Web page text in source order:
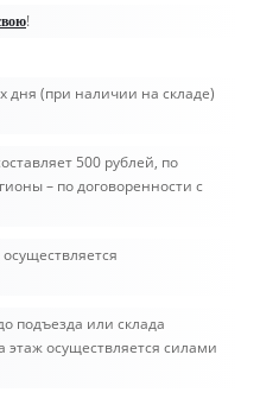
!
дня (при наличии на складе)
500 рублей, по
– по договоренности с
подъезда или склада
этаж осуществляется силами